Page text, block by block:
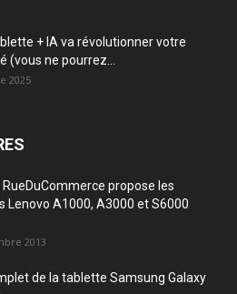
+ IA va révolutionner votre
(vous ne pourrez...
2025
RueDuCommerce propose les
Lenovo A1000, A3000 et S6000
2013
de la tablette Samsung Galaxy